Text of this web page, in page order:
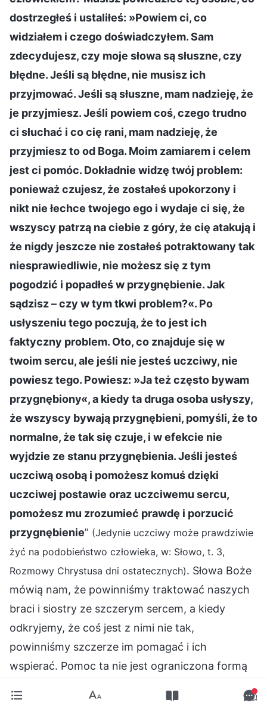
dostrzegłeś i ustaliłeś: »Powiem ci, co
widziałem i czego doświadczyłem. Sam
zdecydujesz, czy moje słowa są słuszne, czy
błędne. Jeśli są błędne, nie musisz ich
przyjmować. Jeśli są słuszne, mam nadzieję, że
je przyjmiesz. Jeśli powiem coś, czego trudno
ci słuchać i co cię rani, mam nadzieję, że
przyjmiesz to od Boga. Moim zamiarem i celem
jest ci pomóc. Dokładnie widzę twój problem:
ponieważ czujesz, że zostałeś upokorzony i
nikt nie łechce twojego ego i wydaje ci się, że
wszyscy patrzą na ciebie z góry, że cię atakują i
że nigdy jeszcze nie zostałeś potraktowany tak
niesprawiedliwie, nie możesz się z tym
pogodzić i popadłeś w przygnębienie. Jak
sądzisz – czy w tym tkwi problem?«. Po
usłyszeniu tego poczują, że to jest ich
faktyczny problem. Oto, co znajduje się w
twoim sercu, ale jeśli nie jesteś uczciwy, nie
powiesz tego. Powiesz: »Ja też często bywam
przygnębiony«, a kiedy ta druga osoba usłyszy,
że wszyscy bywają przygnębieni, pomyśli, że to
normalne, że tak się czuje, i w efekcie nie
wyjdzie ze stanu przygnębienia. Jeśli jesteś
uczciwą osobą i pomożesz komuś dzięki
uczciwej postawie oraz uczciwemu sercu,
pomożesz mu zrozumieć prawdę i porzucić
przygnębienie” (Jedynie uczciwy może prawdziwie
żyć na podobieństwo człowieka, w: Słowo, t. 3,
Rozmowy Chrystusa dni ostatecznych). Słowa Boże
mówią nam, że powinniśmy traktować naszych
braci i siostry ze szczerym sercem, a kiedy
odkryjemy, że coś jest z nimi nie tak,
powinniśmy szczerze im pomagać i ich
wspierać. Pomoc ta nie jest ograniczona formą
przypomnienia mogą być skuteczne, to